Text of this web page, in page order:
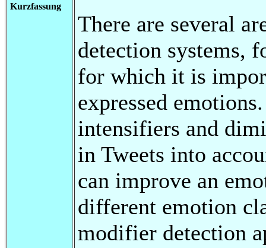
Kurzfassung
There are several
detection systems,
for which it is
expressed
intensifiers and
in Tweets into
can improve an
different emotion
modifier detection